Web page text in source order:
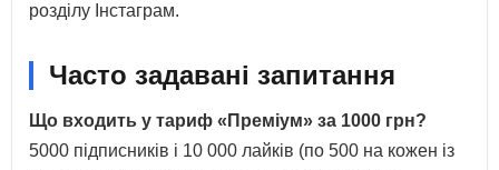
розділу Інстаграм.
Часто задавані запитання
Що входить у тариф «Преміум» за 1000 грн?
5000 підписників і 10 000 лайків (по 500 на кожен із